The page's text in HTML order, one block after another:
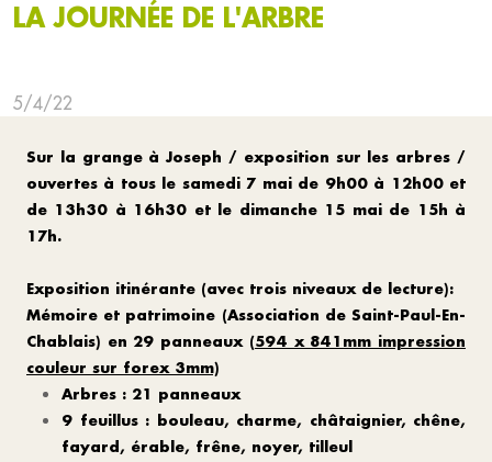
LA JOURNÉE DE L'ARBRE
5/4/22
Sur la grange à Joseph / exposition sur les arbres /
ouvertes à tous le samedi 7 mai de 9h00 à 12h00 et
de 13h30 à 16h30 et le dimanche 15 mai de 15h à
17h.
Exposition itinérante (avec trois niveaux de lecture):
Mémoire et patrimoine (Association de Saint-Paul-En-
Chablais) en 29 panneaux (594 x 841mm impression
couleur sur forex 3mm)
Arbres : 21 panneaux
9 feuillus : bouleau, charme, châtaignier, chêne,
fayard, érable, frêne, noyer, tilleul